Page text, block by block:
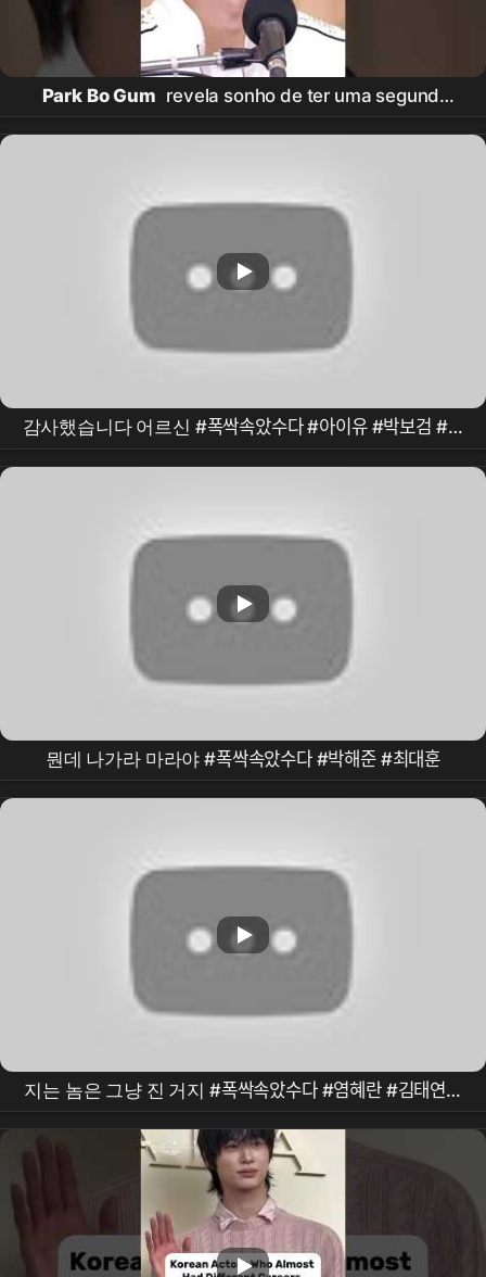
Park Bo Gum revela sonho de ter uma segunda
vida como cabeleireiro
감사했습니다 어르신 #폭싹속았수다 #아이유 #박보검 #박
병호 #송광자
뭔데 나가라 마라야 #폭싹속았수다 #박해준 #최대훈
지는 놈은 그냥 진 거지 #폭싹속았수다 #염혜란 #김태연 #
이천무